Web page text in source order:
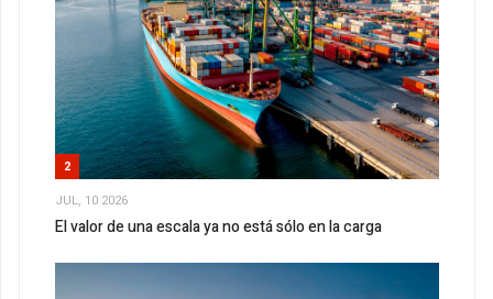
2
JUL, 10 2026
El valor de una escala ya no está sólo en la carga